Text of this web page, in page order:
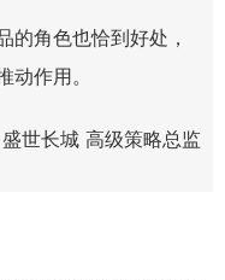
的角色也恰到好处，
作用。
世长城 高级策略总监